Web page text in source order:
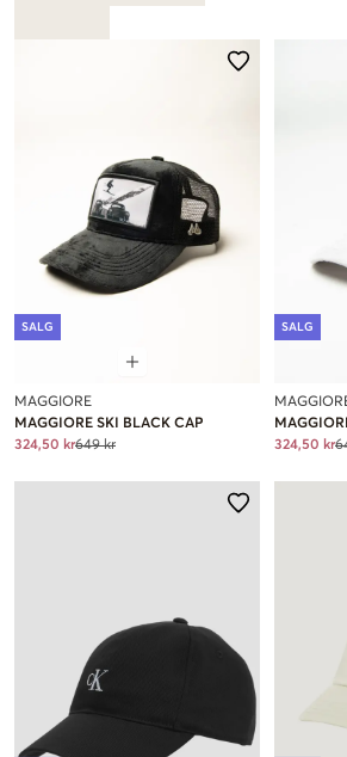
SALG
MAGGIORE
MAGGIORE SKI BLACK CAP
324,50 kr649 kr
SALG
324,50 kr